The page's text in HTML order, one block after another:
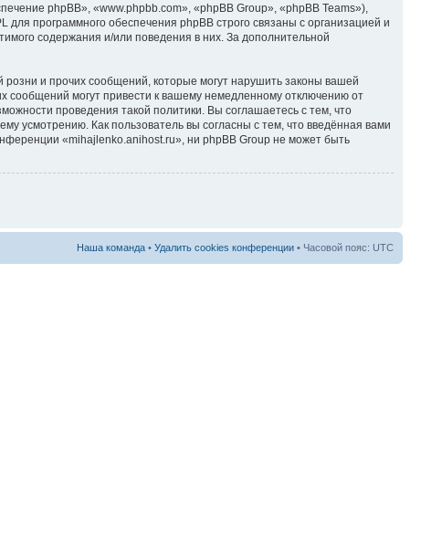
phpBB», «www.phpbb.com», «phpBB Group», «phpBB Teams»),
для программного обеспечения phpBB строго связаны с организацией и
содержания и/или поведения в них. За дополнительной
и прочих сообщений, которые могут нарушить законы вашей
сообщений могут привести к вашему немедленному отключению от
проведения такой политики. Вы соглашаетесь с тем, что
усмотрению. Как пользователь вы согласны с тем, что введённая вами
«mihajlenko.anihost.ru», ни phpBB Group не может быть
Наша команда • Удалить cookies конференции • Часовой пояс: UTC